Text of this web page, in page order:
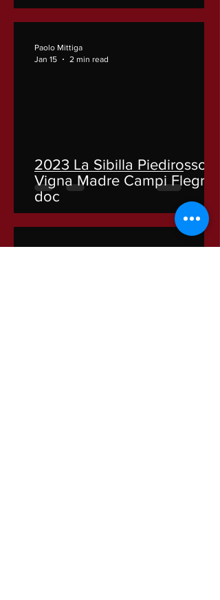
2023 La Sibilla Piedirosso
Vigna Madre Campi Flegrei
doc
Paolo Mittiga
Jan 15
2 min read